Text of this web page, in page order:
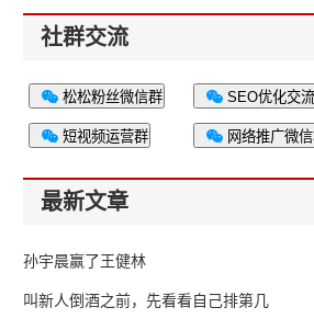
社群交流
松松粉丝微信群 SEO优化交
短视频运营群 网络推广微
最新文章
孙宇晨赢了王健林
叫新人倒酒之前，先看看自己排第几